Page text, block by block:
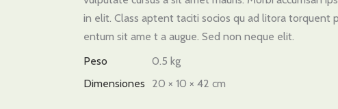
in elit. Class aptent taciti socios qu ad litora torquent
entum sit ame t a augue. Sed non neque elit.
Peso
0.5 kg
Dimensiones
20 × 10 × 42 cm